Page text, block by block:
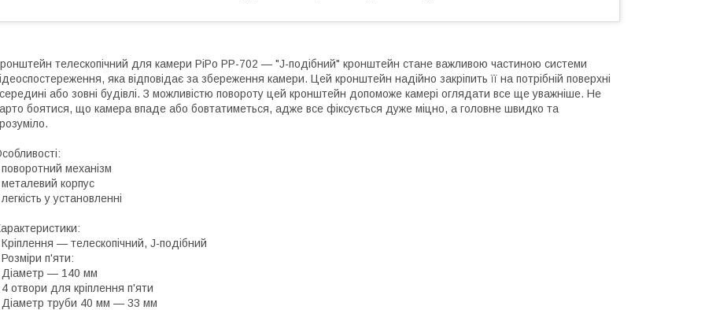
телескопічний для камери PiPo PP-702 — "J-подібний" кронштейн стане важливою частиною системи
яка відповідає за збереження камери. Цей кронштейн надійно закріпить її на потрібній поверхні
або зовні будівлі. З можливістю повороту цей кронштейн допоможе камері оглядати все ще уважніше. Не
боятися, що камера впаде або бовтатиметься, адже все фіксується дуже міцно, а головне швидко та
поворотний механізм
металевий корпус
легкість у установленні
Кріплення — телескопічний, J-подібний
Розміри п'яти:
Діаметр — 140 мм
4 отвори для кріплення п'яти
Діаметр труби 40 мм — 33 мм